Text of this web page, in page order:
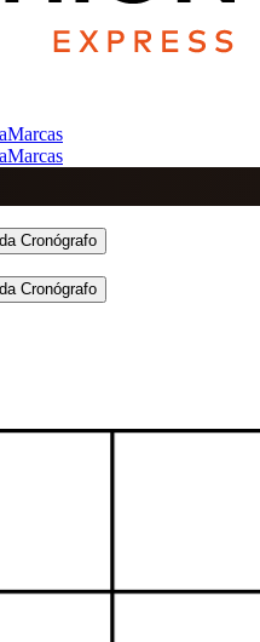
Marcas
Marcas